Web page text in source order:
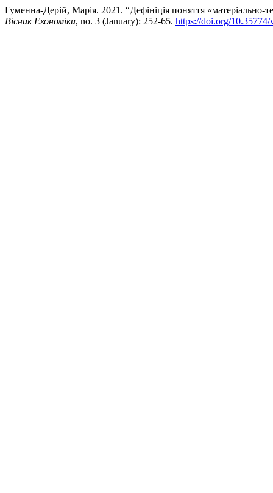
Гуменна-Дерій, Марія. 2021. “Дефініція поняття «матеріально-
Вісник Економіки, no. 3 (January): 252-65. https://doi.org/